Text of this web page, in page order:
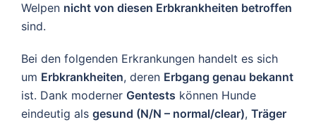
Welpen nicht von diesen Erbkrankheiten betroffen
sind.
Bei den folgenden Erkrankungen handelt es sich
um Erbkrankheiten, deren Erbgang genau bekannt
ist. Dank moderner Gentests können Hunde
eindeutig als gesund (N/N – normal/clear), Träger